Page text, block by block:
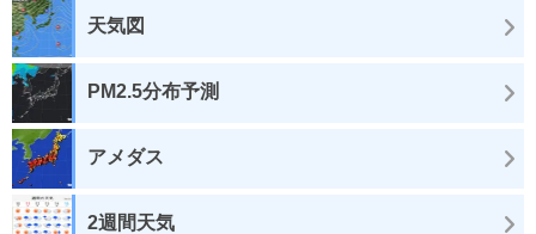
天気図
PM2.5分布予測
アメダス
2週間天気